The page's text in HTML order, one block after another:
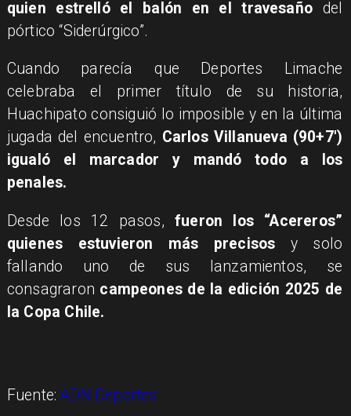
quien estrelló el balón en el travesaño del
pórtico “Siderúrgico”.
Cuando parecía que Deportes Limache
celebraba el primer título de su historia,
Huachipato consiguió lo imposible y en la última
jugada del encuentro, Carlos Villanueva (90+7′)
igualó el marcador y mandó todo a los
penales.
Desde los 12 pasos,fueron los “Acereros”
quienes estuvieron más precisos y solo
fallando uno de sus lanzamientos, se
consagraron campeones de la edición 2025 de
la Copa Chile.
Fuente:ADN Deportes